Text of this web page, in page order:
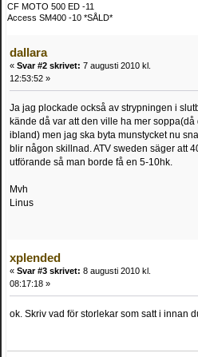
CF MOTO 500 ED -11
Access SM400 -10 *SÅLD*
dallara
« Svar #2 skrivet: 7 augusti 2010 kl.
12:53:52 »
Ja jag plockade också av strypningen i
kände då var att den ville ha mer
ibland) men jag ska byta munstycket nu
blir någon skillnad. ATV sweden säger att
utförande så man borde få en 5-10hk.
Mvh
Linus
xplended
« Svar #3 skrivet: 8 augusti 2010 kl.
08:17:18 »
ok. Skriv vad för storlekar som satt i innan